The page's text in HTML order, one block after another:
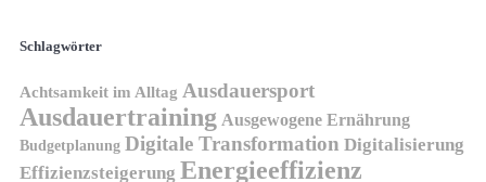
Schlagwörter
Achtsamkeit im Alltag Ausdauersport
Ausdauertraining Ausgewogene Ernährung
Budgetplanung Digitale Transformation Digitalisierung
Effizienzsteigerung Energieeffizienz